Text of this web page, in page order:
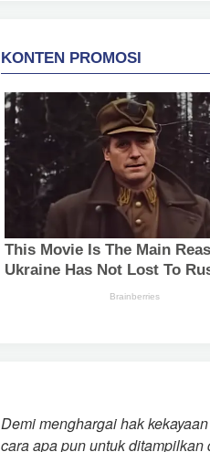
Demi menghargai hak
cara apa pun untuk